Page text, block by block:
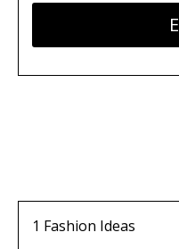
1 Fashion Ideas